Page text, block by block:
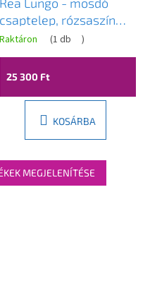
Rea Lungo - mosdó
csaptelep, rózsaszín
arany, REA-B4500
Raktáron (1 db )
25 300 Ft
KOSÁRBA
MEGJELENÍTÉSE